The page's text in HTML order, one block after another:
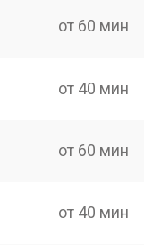
от 60 мин
от 40 мин
от 60 мин
от 40 мин